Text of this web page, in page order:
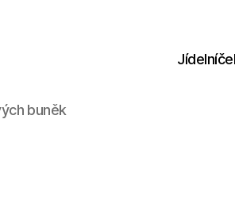
buněk